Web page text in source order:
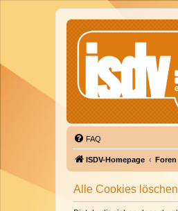
FAQ
ISDV-Homepage Foren
Alle Cookies löschen